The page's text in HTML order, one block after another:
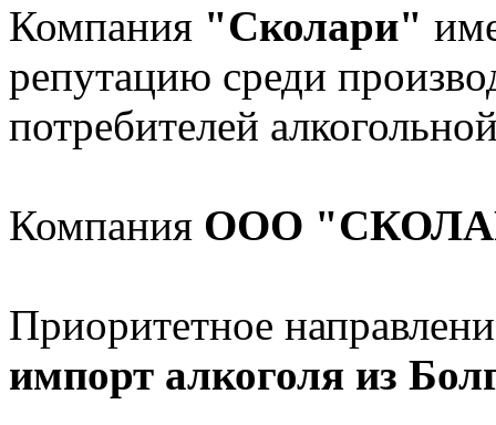
Компания "Сколари"
репутацию среди
потребителей
Компания ООО
Приоритетное
импорт алкоголя из